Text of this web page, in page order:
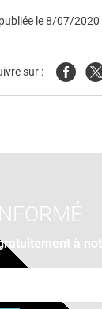
le8/07/2020
sur :
à